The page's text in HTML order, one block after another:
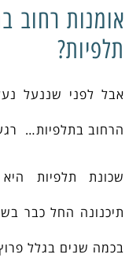
אומנות רחוב
תלפיות?
אבל לפני שננעל
הרחוב בתלפיות…
שכונת תלפיות היא
בכמה שנים בגלל